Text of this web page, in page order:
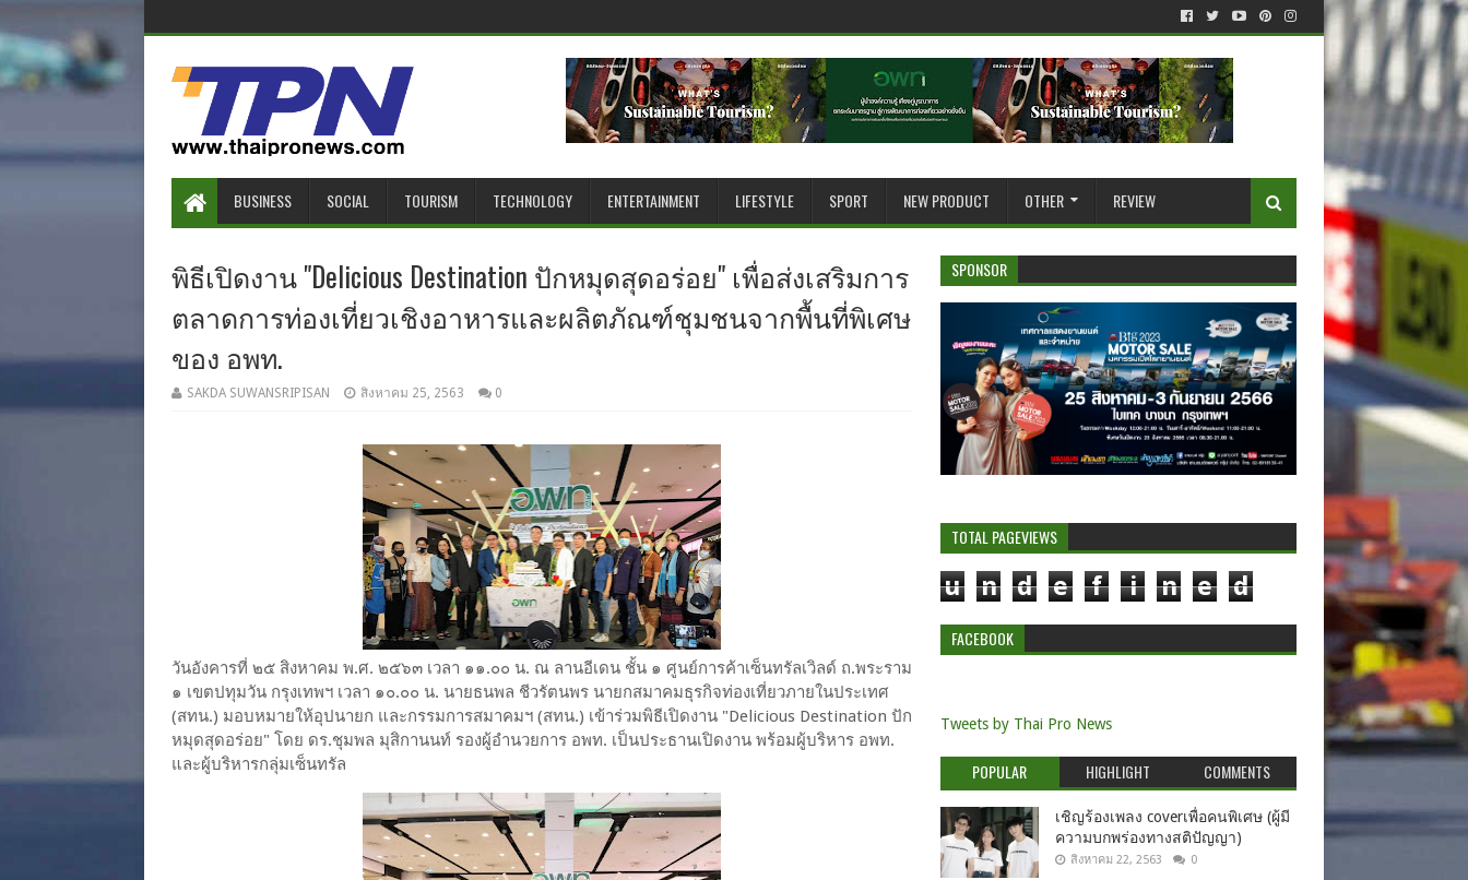
BUSINESS SOCIAL TOURISM TECHNOLOGY ENTERTAINMENT LIFESTYLE SPORT NEW PRODUCT OTHER REVIEW
พิธีเปิดงาน "Delicious Destination ปักหมุดสุดอร่อย" เพื่อส่งเสริมการ
ตลาดการท่องเที่ยวเชิงอาหารและผลิตภัณฑ์ชุมชนจากพื้นที่พิเศษ
ของ อพท.
SAKDA SUWANSRIPISAN สิงหาคม 25, 2563 0
วันอังคารที่ ๒๕ สิงหาคม พ.ศ. ๒๕๖๓ เวลา ๑๑.๐๐ น. ณ ลานอีเดน ชั้น ๑ ศูนย์การค้าเซ็นทรัลเวิลด์ ถ.พระราม
๑ เขตปทุมวัน กรุงเทพฯ เวลา ๑๐.๐๐ น. นายธนพล ชีวรัตนพร นายกสมาคมธุรกิจท่องเที่ยวภายในประเทศ
(สทน.) มอบหมายให้อุปนายก และกรรมการสมาคมฯ (สทน.) เข้าร่วมพิธีเปิดงาน "Delicious Destination ปัก
หมุดสุดอร่อย" โดย ดร.ชุมพล มุสิกานนท์ รองผู้อำนวยการ อพท. เป็นประธานเปิดงาน พร้อมผู้บริหาร อพท.
และผู้บริหารกลุ่มเซ็นทรัล
SPONSOR
TOTAL PAGEVIEWS
u n d e f i n e d
FACEBOOK
Tweets by Thai Pro News
POPULAR HIGHLIGHT COMMENTS
เชิญร้องเพลง coverเพื่อคนพิเศษ (ผู้มี
ความบกพร่องทางสติปัญญา)
สิงหาคม 22, 2563 0